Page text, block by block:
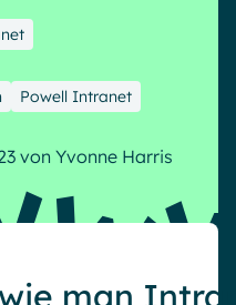
am Arbeitsplatz
Powell Intranet
von Yvonne Harris
wie man